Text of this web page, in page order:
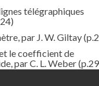
télégraphiques
par J. W. Giltay
le coefficient de
par C. L. Weber